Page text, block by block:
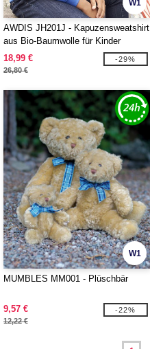
W1
AWDIS JH201J - Kapuzensweatshirt
aus Bio-Baumwolle für Kinder
18,99 €
26,80 €
-29%
W1
MUMBLES MM001 - Plüschbär
9,57 €
12,22 €
-22%